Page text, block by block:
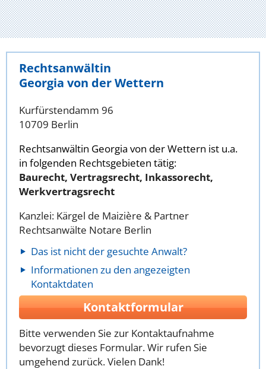
Rechtsanwältin
Georgia von der Wettern
Kurfürstendamm 96
10709 Berlin
Rechtsanwältin Georgia von der Wettern ist u.a.
in folgenden Rechtsgebieten tätig:
Baurecht, Vertragsrecht, Inkassorecht,
Werkvertragsrecht
Kanzlei: Kärgel de Maizière & Partner
Rechtsanwälte Notare Berlin
Das ist nicht der gesuchte Anwalt?
Informationen zu den angezeigten
Kontaktdaten
Kontaktformular
Bitte verwenden Sie zur Kontaktaufnahme
bevorzugt dieses Formular. Wir rufen Sie
umgehend zurück. Vielen Dank!